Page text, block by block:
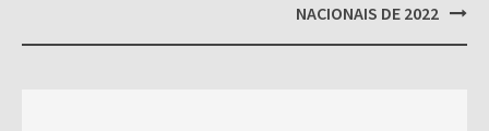
NACIONAIS DE 2022